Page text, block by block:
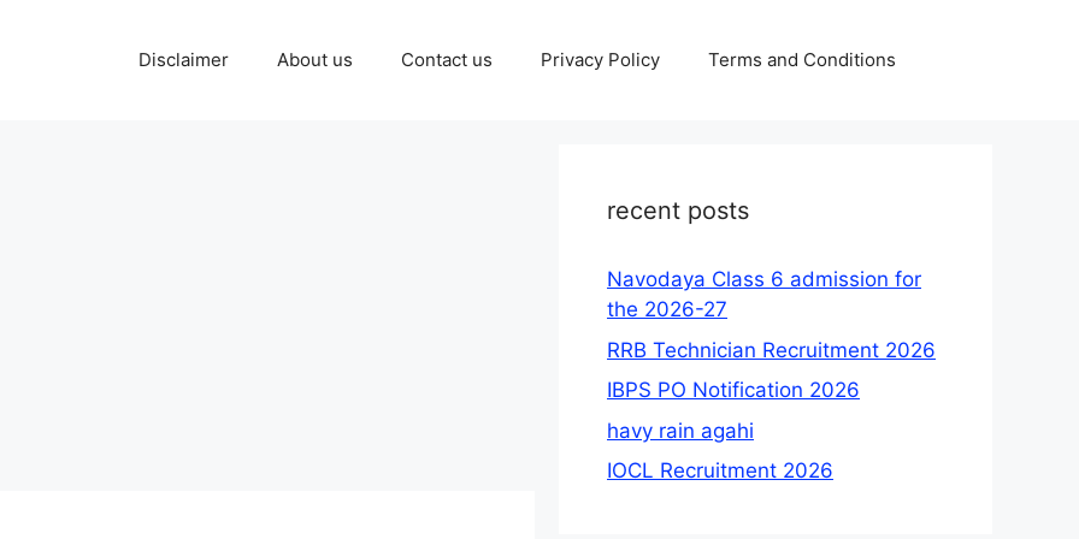
Disclaimer About us Contact us Privacy Policy Terms and Conditions
recent posts
Navodaya Class 6 admission for
the 2026-27
RRB Technician Recruitment 2026
IBPS PO Notification 2026
havy rain agahi
IOCL Recruitment 2026